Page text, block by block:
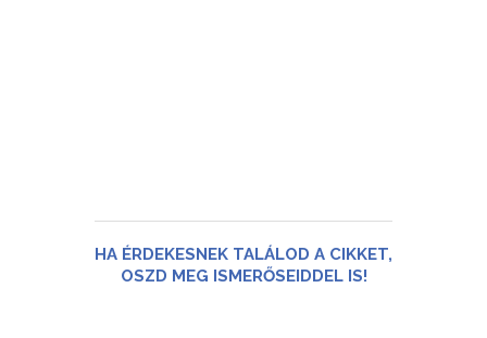
HA ÉRDEKESNEK TALÁLOD A CIKKET,
OSZD MEG ISMERŐSEIDDEL IS!